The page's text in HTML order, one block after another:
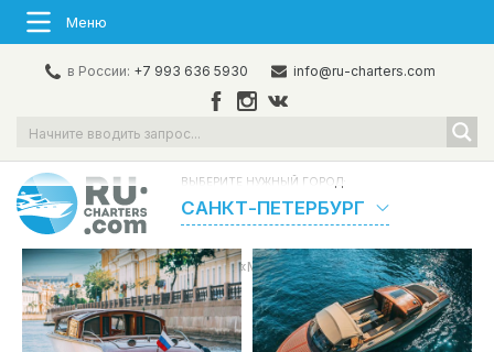
Меню
в России: +7 993 636 5930 info@ru-charters.com
ВЫБЕРИТЕ НУЖНЫЙ ГОРОД:
САНКТ-ПЕТЕРБУРГ
Главная / Флот / Катера / «Modena» Аренда катера в СПб